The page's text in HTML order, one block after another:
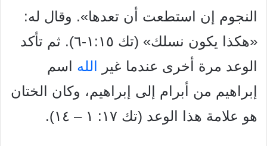
النجوم
إن استطعت أن تعدها». وقال له:
«هكذا يكون نسلك» (تك ١:١٥-٦). ثم تأكد
الوعد مرة أخرى عندما غير
الله اسم
إبراهيم من أبرام إلى إبراهيم، وكان الختان
هو علامة هذا الوعد (تك ١٧: ١ – ١٤).